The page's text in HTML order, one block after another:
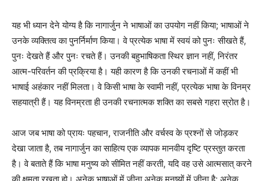
यह भी ध्यान देने योग्य है कि नागार्जुन ने भाषाओं का उपयोग नहीं किया; भाषाओं ने
उनके व्यक्तित्व का पुनर्निर्माण किया। वे प्रत्येक भाषा में स्वयं को पुनः सीखते हैं,
पुनः देखते हैं और पुनः रचते हैं। उनकी बहुभाषिकता स्थिर ज्ञान नहीं, निरंतर
आत्म-परिवर्तन की प्रक्रिया है। यही कारण है कि उनकी रचनाओं में कहीं भी
भाषाई अहंकार नहीं मिलता। वे किसी भाषा के स्वामी नहीं, प्रत्येक भाषा के विनम्र
सहयात्री हैं। यह विनम्रता ही उनकी रचनात्मक शक्ति का सबसे गहरा स्रोत है।
आज जब भाषा को प्रायः पहचान, राजनीति और वर्चस्व के प्रश्नों से जोड़कर
देखा जाता है, तब नागार्जुन का साहित्य एक व्यापक मानवीय दृष्टि प्रस्तुत करता
है। वे बताते हैं कि भाषा मनुष्य को सीमित नहीं करती, यदि वह उसे आत्मसात् करने